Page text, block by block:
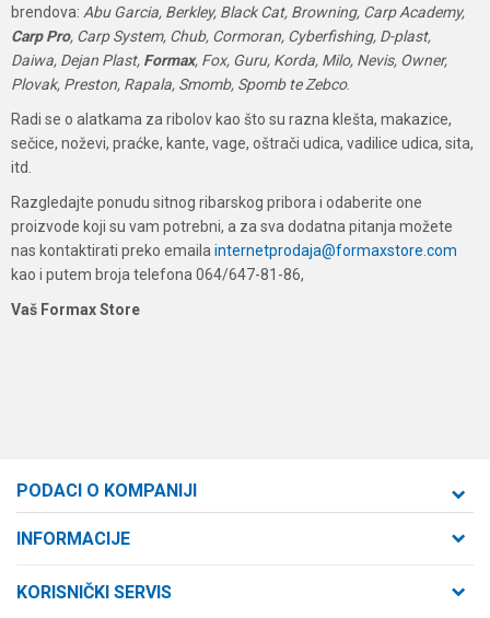
brendova: Abu Garcia, Berkley, Black Cat, Browning, Carp Academy,
Carp Pro, Carp System, Chub, Cormoran, Cyberfishing, D-plast,
Daiwa, Dejan Plast, Formax, Fox, Guru, Korda, Milo, Nevis, Owner,
Plovak, Preston, Rapala, Smomb, Spomb te Zebco.
Radi se o alatkama za ribolov kao što su razna klešta, makazice,
sečice, noževi, praćke, kante, vage, oštrači udica, vadilice udica, sita,
itd.
Razgledajte ponudu sitnog ribarskog pribora i odaberite one
proizvode koji su vam potrebni, a za sva dodatna pitanja možete
nas kontaktirati preko emaila internetprodaja@formaxstore.com
kao i putem broja telefona 064/647-81-86,
Vaš Formax Store
PODACI O KOMPANIJI
Cara Dušana 47
INFORMACIJE
KORISNIČKI SERVIS